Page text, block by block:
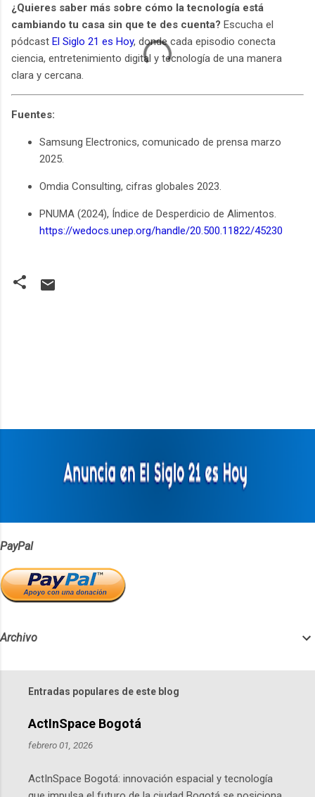
¿Quieres saber más sobre cómo la tecnología está
cambiando tu casa sin que te des cuenta? Escucha el
pódcast El Siglo 21 es Hoy, donde cada episodio conecta
ciencia, entretenimiento digital y tecnología de una manera
clara y cercana.
Fuentes:
Samsung Electronics, comunicado de prensa marzo
2025.
Omdia Consulting, cifras globales 2023.
PNUMA (2024), Índice de Desperdicio de Alimentos.
https://wedocs.unep.org/handle/20.500.11822/45230
PayPal
Archivo
Entradas populares de este blog
ActInSpace Bogotá
febrero 01, 2026
ActInSpace Bogotá: innovación espacial y tecnología